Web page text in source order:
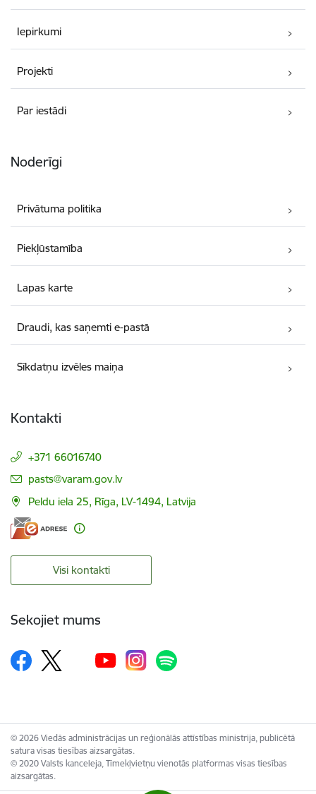
Iepirkumi
Projekti
Par iestādi
Noderīgi
Privātuma politika
Piekļūstamība
Lapas karte
Draudi, kas saņemti e-pastā
Sīkdatņu izvēles maiņa
Kontakti
+371 66016740
E-pasts:
pasts@varam.gov.lv
Peldu iela 25, Rīga, LV-1494, Latvija
Visi kontakti
Sekojiet mums
© 2026 Viedās administrācijas un reģionālās attīstības ministrija, publicētā
satura visas tiesības aizsargātas.
© 2020 Valsts kanceleja, Tīmekļvietņu vienotās platformas visas tiesības
aizsargātas.